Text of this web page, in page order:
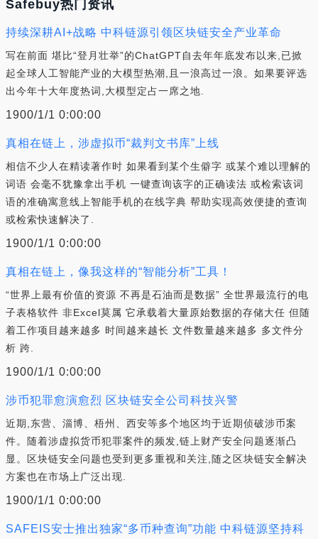
Safebuy热门资讯
持续深耕AI+战略 中科链源引领区块链安全产业革命
写在前面 堪比“登月壮举”的ChatGPT自去年年底发布以来,已掀
起全球人工智能产业的大模型热潮,且一浪高过一浪。如果要评选
出今年十大年度热词,大模型定占一席之地.
1900/1/1 0:00:00
真相在链上，涉虚拟币“裁判文书库”上线
相信不少人在精读著作时 如果看到某个生僻字 或某个难以理解的
词语 会毫不犹豫拿出手机 一键查询该字的正确读法 或检索该词
语的准确寓意线上智能手机的在线字典 帮助实现高效便捷的查询
或检索快速解决了.
1900/1/1 0:00:00
真相在链上，像我这样的“智能分析”工具！
“世界上最有价值的资源 不再是石油而是数据” 全世界最流行的电
子表格软件 非Excel莫属 它承载着大量原始数据的存储大任 但随
着工作项目越来越多 时间越来越长 文件数量越来越多 多文件分
析 跨.
1900/1/1 0:00:00
涉币犯罪愈演愈烈 区块链安全公司科技兴警
近期,东营、淄博、梧州、西安等多个地区均于近期侦破涉币案
件。随着涉虚拟货币犯罪案件的频发,链上财产安全问题逐渐凸
显。区块链安全问题也受到更多重视和关注,随之区块链安全解决
方案也在市场上广泛出现.
1900/1/1 0:00:00
SAFEIS安士推出独家“多币种查询”功能 中科链源坚持科